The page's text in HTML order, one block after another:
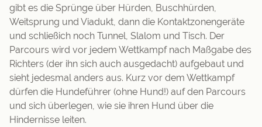
gibt es die Sprünge über Hürden, Buschhürden,
Weitsprung und Viadukt, dann die Kontaktzonengeräte
und schließich noch Tunnel, Slalom und Tisch. Der
Parcours wird vor jedem Wettkampf nach Maßgabe des
Richters (der ihn sich auch ausgedacht) aufgebaut und
sieht jedesmal anders aus. Kurz vor dem Wettkampf
dürfen die Hundeführer (ohne Hund!) auf den Parcours
und sich überlegen, wie sie ihren Hund über die
Hindernisse leiten.